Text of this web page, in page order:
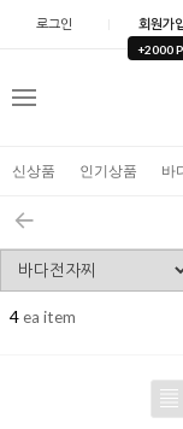
로그인 회원가
+2000 P
신상품 인기상품 바
4ea item